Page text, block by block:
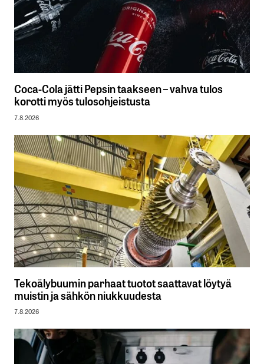
Coca-Cola jätti Pepsin taakseen – vahva tulos
korotti myös tulosohjeistusta
7.8.2026
Tekoälybuumin parhaat tuotot saattavat löytyä
muistin ja sähkön niukkuudesta
7.8.2026